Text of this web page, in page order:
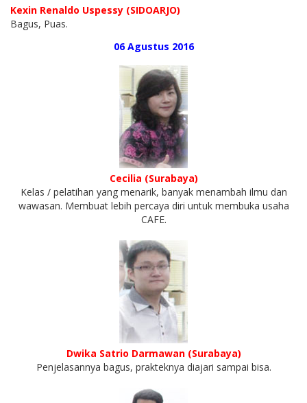
Kexin Renaldo Uspessy (SIDOARJO)
Bagus, Puas.
06 Agustus 2016
Cecilia (Surabaya)
Kelas / pelatihan yang menarik, banyak menambah ilmu dan
wawasan. Membuat lebih percaya diri untuk membuka usaha
CAFE.
Dwika Satrio Darmawan (Surabaya)
Penjelasannya bagus, prakteknya diajari sampai bisa.